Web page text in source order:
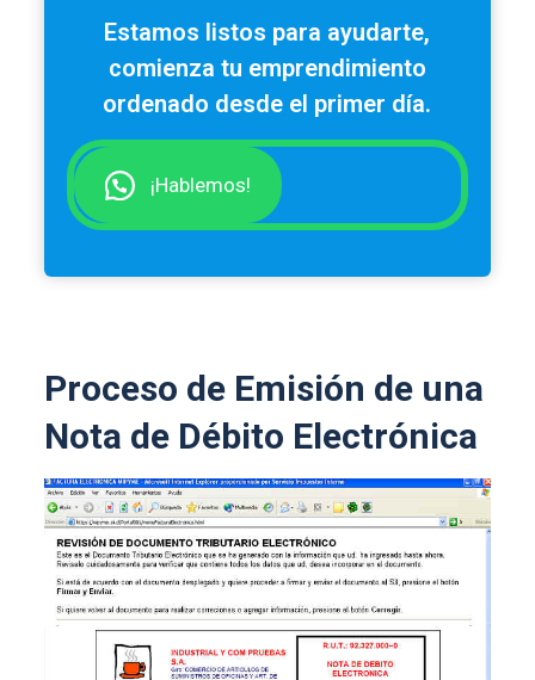
Estamos listos para ayudarte,
comienza tu emprendimiento
ordenado desde el primer día.
¡Hablemos!
Proceso de Emisión de una
Nota de Débito Electrónica